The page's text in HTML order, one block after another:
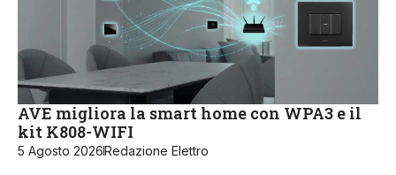
AVE migliora la smart home con WPA3 e il
kit K808-WIFI
5 Agosto 2026Redazione Elettro